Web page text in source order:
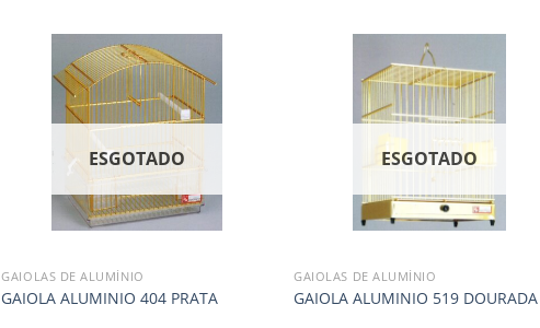
ESGOTADO
GAIOLAS DE ALUMÍNIO
GAIOLA ALUMINIO 404 PRATA
ESGOTADO
GAIOLAS DE ALUMÍNIO
GAIOLA ALUMINIO 519 DOURADA